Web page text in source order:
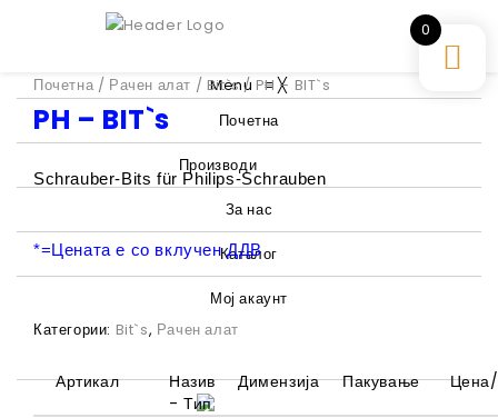
Menu≡ ╳
Почетна
Производи
За нас
Каталог
Мој акаунт
Почетна / Рачен алат / Bit`s/ PH – BIT`s
PH – BIT`s
Schrauber-Bits für Philips-Schrauben
*=Цената е со вклучен ДДВ
Категории: Bit`s, Рачен алат
Артикал
Назив
- Тип
Димензија Пакување
0